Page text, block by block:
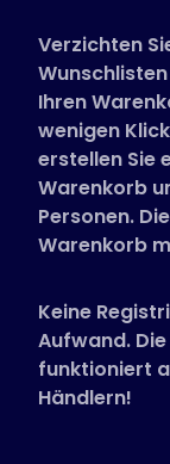
Verzichten
Ihren
wenigen
erstellen Sie
Warenkorb
Personen.
Warenkorb
Keine
Aufwand.
funktioniert
Händlern!